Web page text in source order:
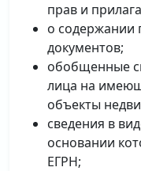
прав и
о содержании
документов;
обобщенные
лица на
объекты
сведения в
основании
ЕГРН;